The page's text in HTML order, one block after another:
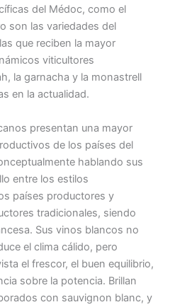
del Médoc, como el
son las variedades del
que reciben la mayor
viticultores
la garnacha y la monastrell
en la actualidad.
presentan una mayor
de los países del
hablando sus
entre los estilos
países productores y
tradicionales, siendo
Sus vinos blancos no
el clima cálido, pero
el frescor, el buen equilibrio,
sobre la potencia. Brillan
con sauvignon blanc, y